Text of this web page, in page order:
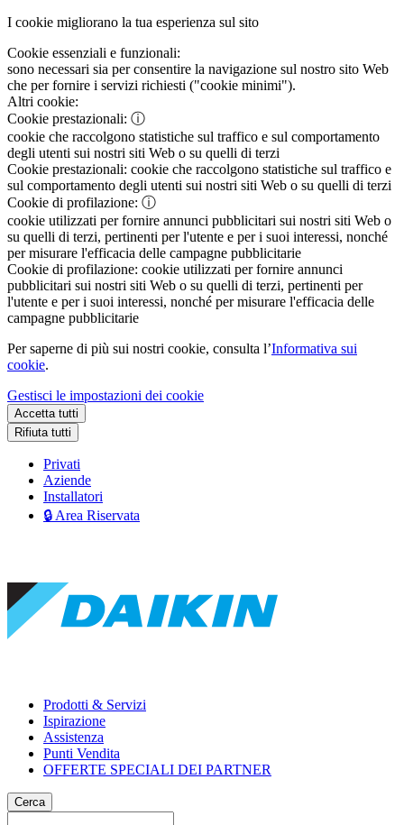
I cookie migliorano la tua esperienza sul sito
Cookie essenziali e funzionali:
sono necessari sia per consentire la navigazione sul nostro sito Web
che per fornire i servizi richiesti ("cookie minimi").
Altri cookie:
Cookie prestazionali: ⓘ
cookie che raccolgono statistiche sul traffico e sul comportamento
degli utenti sui nostri siti Web o su quelli di terzi
Cookie prestazionali: cookie che raccolgono statistiche sul traffico e
sul comportamento degli utenti sui nostri siti Web o su quelli di terzi
Cookie di profilazione: ⓘ
cookie utilizzati per fornire annunci pubblicitari sui nostri siti Web o
su quelli di terzi, pertinenti per l'utente e per i suoi interessi, nonché
per misurare l'efficacia delle campagne pubblicitarie
Cookie di profilazione: cookie utilizzati per fornire annunci
pubblicitari sui nostri siti Web o su quelli di terzi, pertinenti per
l'utente e per i suoi interessi, nonché per misurare l'efficacia delle
campagne pubblicitarie
Per saperne di più sui nostri cookie, consulta l’Informativa sui
cookie.
Gestisci le impostazioni dei cookie
Accetta tutti
Rifiuta tutti
Privati
Aziende
Installatori
🔒 Area Riservata
Prodotti & Servizi
Ispirazione
Assistenza
Punti Vendita
OFFERTE SPECIALI DEI PARTNER
Cerca